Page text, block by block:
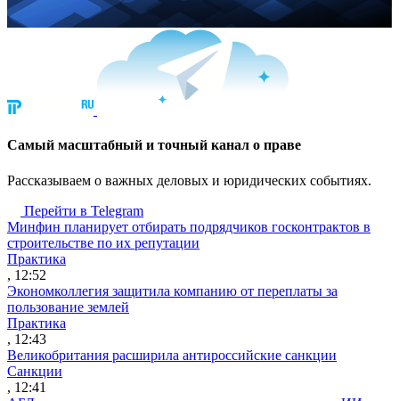
Cамый масштабный и точный канал о праве
Рассказываем о важных деловых и юридических событиях.
Перейти в Telegram
Минфин планирует отбирать подрядчиков госконтрактов в
строительстве по их репутации
Практика
, 12:52
Экономколлегия защитила компанию от переплаты за
пользование землей
Практика
, 12:43
Великобритания расширила антироссийские санкции
Санкции
, 12:41